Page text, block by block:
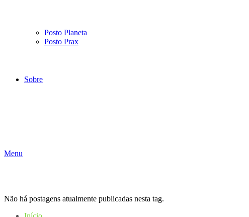
Posto Planeta
Posto Prax
Sobre
Menu
Não há postagens atualmente publicadas nesta tag.